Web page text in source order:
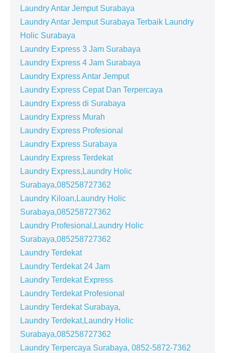
Laundry Antar Jemput Surabaya
Laundry Antar Jemput Surabaya Terbaik Laundry
Holic Surabaya
Laundry Express 3 Jam Surabaya
Laundry Express 4 Jam Surabaya
Laundry Express Antar Jemput
Laundry Express Cepat Dan Terpercaya
Laundry Express di Surabaya
Laundry Express Murah
Laundry Express Profesional
Laundry Express Surabaya
Laundry Express Terdekat
Laundry Express,Laundry Holic
Surabaya,085258727362
Laundry Kiloan,Laundry Holic
Surabaya,085258727362
Laundry Profesional,Laundry Holic
Surabaya,085258727362
Laundry Terdekat
Laundry Terdekat 24 Jam
Laundry Terdekat Express
Laundry Terdekat Profesional
Laundry Terdekat Surabaya,
Laundry Terdekat,Laundry Holic
Surabaya,085258727362
Laundry Terpercaya Surabaya, 0852-5872-7362